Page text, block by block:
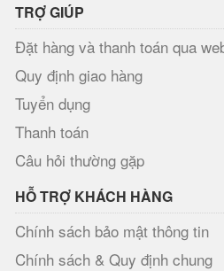
TRỢ GIÚP
Đặt hàng và thanh toán qua
Quy định giao hàng
Tuyển dụng
Thanh toán
Câu hỏi thường gặp
HỖ TRỢ KHÁCH HÀNG
Chính sách bảo mật thông tin
Chính sách & Quy định chung